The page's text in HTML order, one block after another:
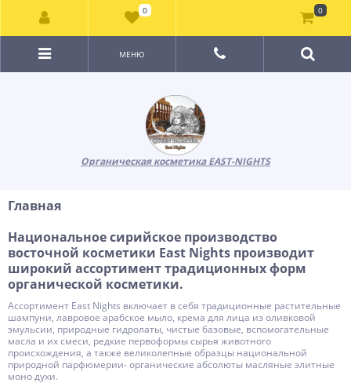
Органическая косметика EAST-NIGHTS
МЕНЮ
Главная
Национальное сирийское производство
восточной косметики East Nights производит
широкий ассортимент традиционных форм
органической косметики.
Ассортимент East Nights включает в себя традиционные растительные
шампуни, лавровое арабское мыло, крема для лица из оливковой
эмульсии, природные гидролаты, чистые базовые, вспомогательные
масла и их смеси, редкие первоформы сырья животного
происхождения, а также великолепные образцы национальной
природной парфюмерии- органические абсолюты масляные элитные
моно духи.
0 0